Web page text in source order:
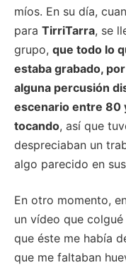
míos. En su día,
para TirriTarra, se
grupo, que todo lo
estaba grabado,
alguna percusión
escenario entre 80
tocando, así que
despreciaban un
algo parecido en
En otro momento,
un vídeo que
que éste me había
que me faltaban